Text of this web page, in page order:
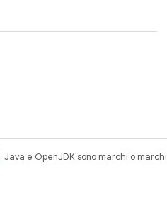
. Java e OpenJDK sono marchi o marchi